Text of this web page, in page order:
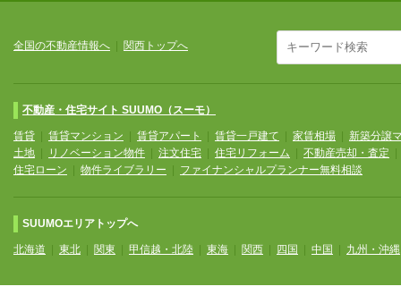
全国の不動産情報へ 関西トップへ
不動産・住宅サイト SUUMO（スーモ）
賃貸 賃貸マンション 賃貸アパート 賃貸一戸建て 家賃相場
新築分譲
土地
リノベーション物件 注文住宅 住宅リフォーム 不動産売却・査定
住宅ローン
物件ライブラリー ファイナンシャルプランナー無料相談
SUUMOエリアトップへ
北海道 東北 関東 甲信越・北陸 東海 関西 四国 中国 九州・沖縄